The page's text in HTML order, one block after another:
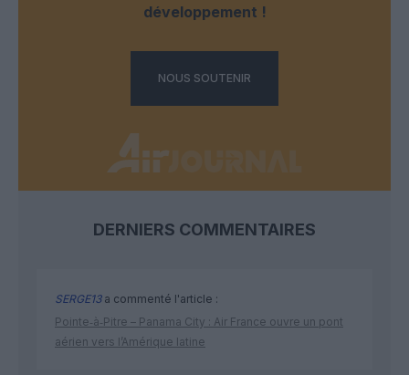
développement !
NOUS SOUTENIR
DERNIERS COMMENTAIRES
SERGE13a commenté l'article :
Pointe‑à‑Pitre – Panama City : Air France ouvre un pont
aérien vers l’Amérique latine